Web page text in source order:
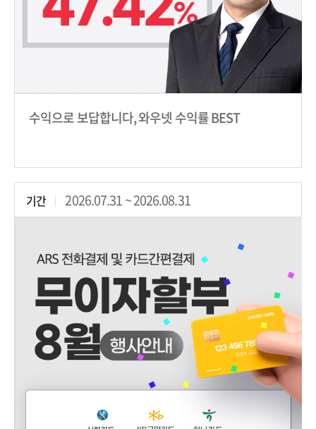
수익으로 보답합니다, 와우넷 수익률 BEST
기간 2026.07.31 ~ 2026.08.31